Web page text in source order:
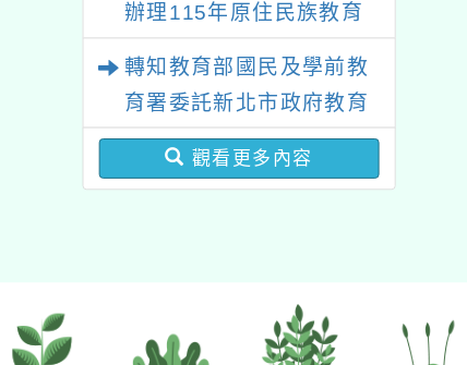
辦理115年原住民族教育
轉知教育部國民及學前教
育署委託新北市政府教育
局辦理「115年度教師專
業成長研習實施計畫－夢
觀看更多內容